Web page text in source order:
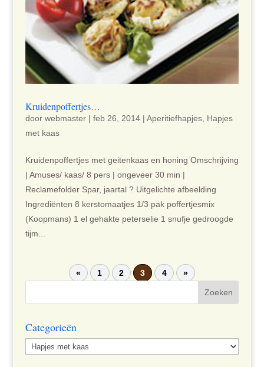
Kruidenpoffertjes…
door webmaster| feb 26, 2014| Aperitiefhapjes, Hapjes
met kaas
Kruidenpoffertjes met geitenkaas en honing Omschrijving
| Amuses/ kaas/ 8 pers | ongeveer 30 min |
Reclamefolder Spar, jaartal ? Uitgelichte afbeelding
Ingrediënten 8 kerstomaatjes 1/3 pak poffertjesmix
(Koopmans) 1 el gehakte peterselie 1 snufje gedroogde
tijm...
« 1 2 3 4 »
Categorieën
Categorieën